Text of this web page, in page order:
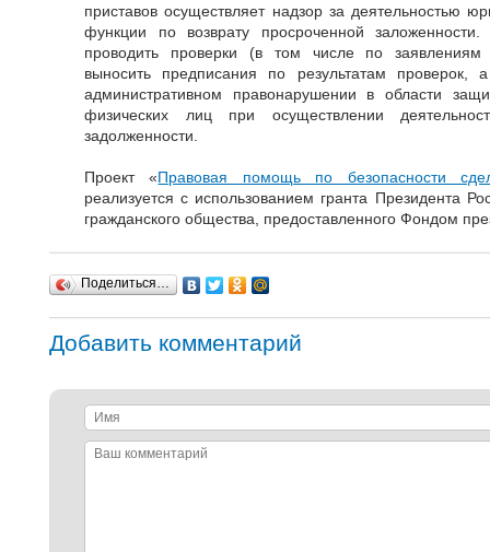
приставов осуществляет надзор за деятельностью
функции по возврату просроченной
проводить проверки (в том числе по
выносить предписания по результатам проверок,
административном правонарушении в области
физических лиц при осуществлении
задолженности.
Проект «Правовая помощь по безопасности
реализуется с использованием гранта Президента
гражданского общества, предоставленного Фондом
Поделиться…
Добавить комментарий
Имя
Ваш